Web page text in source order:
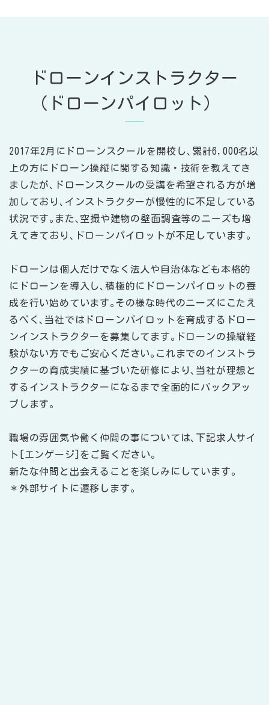
ドローンインストラクター
（ドローンパイロット）
2017年2月にドローンスクールを開校し､累計6,000名以
上の方にドローン操縦に関する知識・技術を教えてき
ましたが､ドローンスクールの受講を希望される方が増
加しており､インストラクターが慢性的に不足している
状況です｡また､空撮や建物の壁面調査等のニーズも増
えてきており､ドローンパイロットが不足しています｡
ドローンは個人だけでなく法人や自治体なども本格的
にドローンを導入し､積極的にドローンパイロットの養
成を行い始めています｡その様な時代のニーズにこたえ
るべく､当社ではドローンパイロットを育成するドロー
ンインストラクターを募集してます｡ドローンの操縦経
験がない方でもご安心ください｡これまでのインストラ
クターの育成実績に基づいた研修により､当社が理想と
するインストラクターになるまで全面的にバックアッ
プします｡
職場の雰囲気や働く仲間の事については､下記求人サイ
ト[エンゲージ]をご覧ください｡
新たな仲間と出会えることを楽しみにしています｡
＊外部サイトに遷移します｡